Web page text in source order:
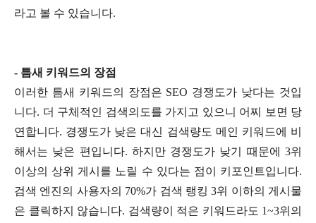
라고 볼 수 있습니다.
- 틈새 키워드의 장점
이러한 틈새 키워드의 장점은 SEO 경쟁도가 낮다는 것입
니다. 더 구체적인 검색의도를 가지고 있으니 어찌 보면 당
연합니다. 경쟁도가 낮은 대신 검색량도 메인 키워드에 비
해서는 낮은 편입니다. 하지만 경쟁도가 낮기 때문에 3위
이상의 상위 게시를 노릴 수 있다는 점이 키포인트입니다.
검색 엔진의 사용자의 70%가 검색 랭킹 3위 이하의 게시물
은 클릭하지 않습니다. 검색량이 적은 키워드라도 1~3위의